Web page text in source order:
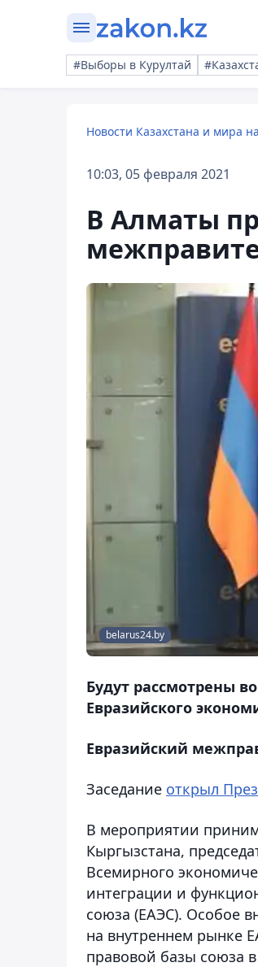
#Выборы в Курултай
Новости Казахстана и мира
10:03, 05 февраля 2021
В Алматы
belarus24.by
Будут рассмотрены
Евразийского
Евразийский
Заседание открыл
В мероприятии
Кыргызстана,
Всемирного
интеграции и
союза (ЕАЭС). Особое
на внутреннем рынке
правовой базы союза